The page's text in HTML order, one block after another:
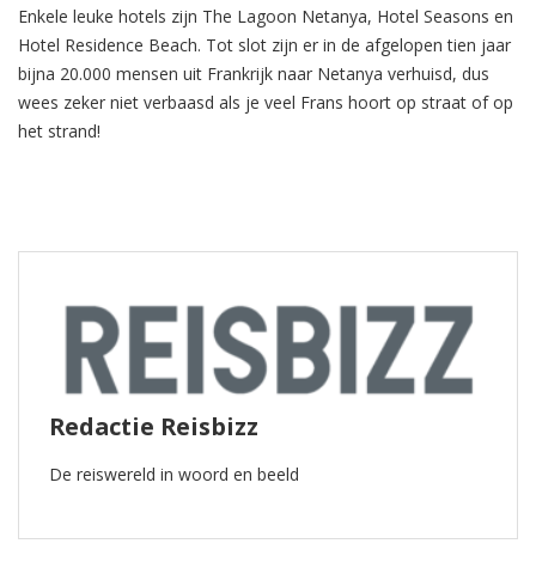
Enkele leuke hotels zijn The Lagoon Netanya, Hotel Seasons en
Hotel Residence Beach. Tot slot zijn er in de afgelopen tien jaar
bijna 20.000 mensen uit Frankrijk naar Netanya verhuisd, dus
wees zeker niet verbaasd als je veel Frans hoort op straat of op
het strand!
Redactie Reisbizz
De reiswereld in woord en beeld